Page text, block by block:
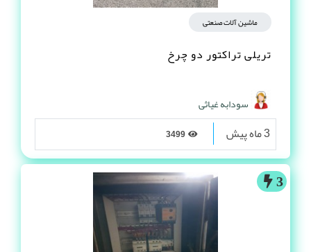
ماشین آلات صنعتی
تریلی تراکتور دو چرخ
سودابه غیاثی
3 ماه پیش
3